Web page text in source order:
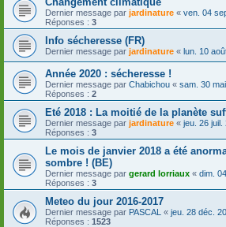
Dernier message par jardinature « ven. 04
Réponses : 3
Info sécheresse (FR)
Dernier message par jardinature « lun. 10
Année 2020 : sécheresse !
Dernier message par Chabichou « sam. 30
Réponses : 2
Eté 2018 : La moitié de la planète
Dernier message par jardinature « jeu. 26 juil.
Réponses : 3
Le mois de janvier 2018 a été
sombre ! (BE)
Dernier message par gerard lorriaux « dim.
Réponses : 3
Meteo du jour 2016-2017
Dernier message par PASCAL « jeu. 28 déc.
Réponses : 1523